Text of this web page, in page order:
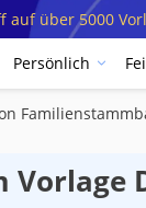
über 5000
Persönlich
Vorlage